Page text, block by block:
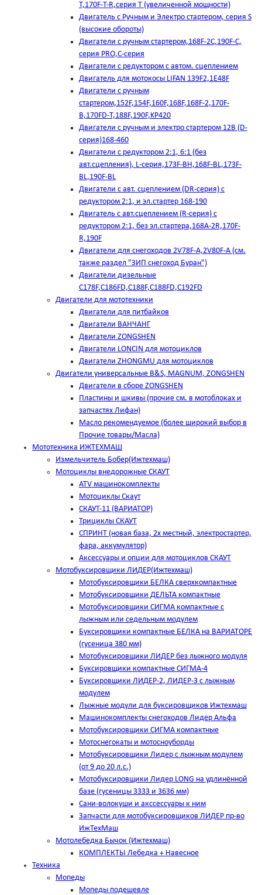
T,170F-T-R,серия Т (увеличенной мощности)
Двигатель с Ручным и Электро стартером, серия S
(высокие обороты)
Двигатели с ручным стартером,168F-2C,190F-C,
серия PRO,C-серия
Двигатели с редуктором с автом. сцеплением
Двигатель для мотокосы LIFAN 139F2,1E48F
Двигатели с ручным
стартером,152F,154F,160F,168F,168F-2,170F-
B,170FD-T,188F,190F,KP420
Двигатели с ручным и электро стартером 12В (D-
серия)168-460
Двигатели с редуктором 2:1, 6:1 (без
авт.сцепления), L-серия,173F-BH,168F-BL,173F-
BL,190F-BL
Двигатели с авт. сцеплением (DR-серия) с
редуктором 2:1, и эл.стартер 168-190
Двигатель с авт.сцеплением (R-серия) с
редуктором 2:1, без эл.стартера,168А-2R,170F-
R,190F
Двигатели для снегоходов 2V78F-A,2V80F-A (см.
также раздел "ЗИП снегоход Буран")
Двигатели дизельные
C178F,С186FD,C188F,C188FD,C192FD
Двигатели для мототехники
Двигатели для питбайков
Двигатели ВАНЧАНГ
Двигатели ZONGSHEN
Двигатели LONCIN для мотоциклов
Двигатели ZHONGMU для мотоциклов
Двигатели универсальные B&S, MAGNUM, ZONGSHEN
Двигатели в сборе ZONGSHEN
Пластины и шкивы (прочие см. в мотоблоках и
запчастях Лифан)
Масло рекомендуемое (более широкий выбор в
Прочие товары/Масла)
Мототехника ИЖТЕХМАШ
Измельчитель Бобер(Ижтехмаш)
Мотоциклы внедорожные СКАУТ
ATV машинокомплекты
Мотоциклы Скаут
СКАУТ-11 (ВАРИАТОР)
Трициклы СКАУТ
СПРИНТ (новая база, 2х местный, электростартер,
фара, аккумулятор)
Аксессуары и опции для мотоциклов СКАУТ
Мотобуксировщики ЛИДЕР(Ижтехмаш)
Мотобуксировщики БЕЛКА сверхкомпактные
Мотобуксировщики ДЕЛЬТА компактные
Мотобуксировщики СИГМА компактные с
лыжным или седельным модулем
Буксировщики компактные БЕЛКА на ВАРИАТОРЕ
(гусеница 380 мм)
Мотобуксировщики ЛИДЕР без лыжного модуля
Буксировщики компактные СИГМА-4
Буксировщики ЛИДЕР-2, ЛИДЕР-3 c лыжным
модулем
Лыжные модули для буксировщиков Ижтехмаш
Машинокомплекты снегоходов Лидер Альфа
Мотобуксировщики СИГМА компактные
Мотоснегокаты и мотосноуборды
Мотобуксировщики Лидер с лыжным модулем
(от 9 до 20 л.с.)
Мотобуксировщики Лидер LONG на удлинённой
базе (гусеницы 3333 и 3636 мм)
Сани-волокуши и акссессуары к ним
Запчасти для мотобуксировщиков ЛИДЕР пр-во
ИжТехМаш
Мотолебедка Бычок (Ижтехмаш)
КОМПЛЕКТЫ Лебедка + Навесное
Техника
Мопеды
Мопеды подешевле